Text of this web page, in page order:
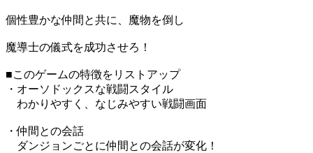
個性豊かな仲間と共に、魔物を倒し
魔導士の儀式を成功させろ！
■このゲームの特徴をリストアップ
・オーソドックスな戦闘スタイル
わかりやすく、なじみやすい戦闘画面
・仲間との会話
ダンジョンごとに仲間との会話が変化！